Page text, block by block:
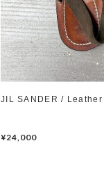
JIL SANDER /
¥24,000